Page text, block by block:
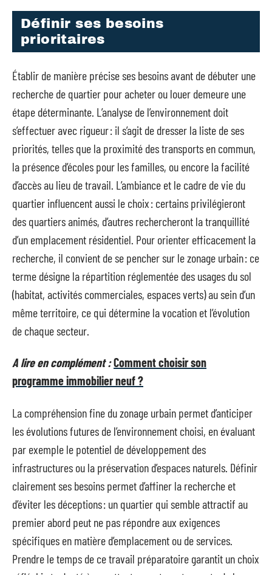
Définir ses besoins
prioritaires
Établir de manière précise ses besoins avant de débuter une
recherche de quartier pour acheter ou louer demeure une
étape déterminante. L’analyse de l’environnement doit
s’effectuer avec rigueur : il s’agit de dresser la liste de ses
priorités, telles que la proximité des transports en commun,
la présence d’écoles pour les familles, ou encore la facilité
d’accès au lieu de travail. L’ambiance et le cadre de vie du
quartier influencent aussi le choix : certains privilégieront
des quartiers animés, d’autres rechercheront la tranquillité
d’un emplacement résidentiel. Pour orienter efficacement la
recherche, il convient de se pencher sur le zonage urbain : ce
terme désigne la répartition réglementée des usages du sol
(habitat, activités commerciales, espaces verts) au sein d’un
même territoire, ce qui détermine la vocation et l’évolution
de chaque secteur.
A lire en complément :Comment choisir son
programme immobilier neuf ?
La compréhension fine du zonage urbain permet d’anticiper
les évolutions futures de l’environnement choisi, en évaluant
par exemple le potentiel de développement des
infrastructures ou la préservation d’espaces naturels. Définir
clairement ses besoins permet d’affiner la recherche et
d’éviter les déceptions : un quartier qui semble attractif au
premier abord peut ne pas répondre aux exigences
spécifiques en matière d’emplacement ou de services.
Prendre le temps de ce travail préparatoire garantit un choix